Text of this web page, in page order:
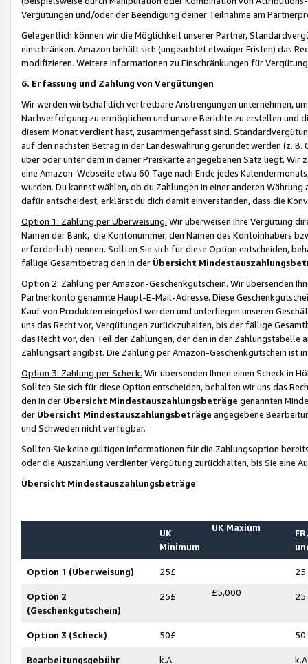
Vergütungen und/oder der Beendigung deiner Teilnahme am
Gelegentlich können wir die Möglichkeit unserer Partner,
einschränken. Amazon behält sich (ungeachtet etwaiger Fristen) das
modifizieren. Weitere Informationen zu Einschränkungen für
6. Erfassung und Zahlung von Vergütungen
Wir werden wirtschaftlich vertretbare Anstrengungen unternehmen,
Nachverfolgung zu ermöglichen und unsere Berichte zu erstellen und
diesem Monat verdient hast, zusammengefasst sind.
auf den nächsten Betrag in der Landeswährung gerundet werden (z.
über oder unter dem in deiner Preiskarte angegebenen Satz liegt.
eine Amazon-Webseite etwa 60 Tage nach Ende jedes
wurden. Du kannst wählen, ob du Zahlungen in einer anderen
dafür entscheidest, erklärst du dich damit einverstanden, dass die
Option 1: Zahlung per Überweisung. Wir überweisen Ihre Vergütung
Namen der Bank, die Kontonummer, den Namen des Kontoinhabers
erforderlich) nennen. Sollten Sie sich für diese Option entscheiden,
fällige Gesamtbetrag den in der Übersicht
Option 2: Zahlung per Amazon-Geschenkgutschein. Wir übersenden
Partnerkonto genannte Haupt-E-Mail-Adresse. Diese
Kauf von Produkten eingelöst werden und unterliegen unseren
uns das Recht vor, Vergütungen zurückzuhalten, bis der fällige
das Recht vor, den Teil der Zahlungen, der den in der
Zahlungsart angibst. Die Zahlung per Amazon-Geschenkgutschein ist
Option 3: Zahlung per Scheck. Wir übersenden Ihnen einen Scheck in
Sollten Sie sich für diese Option entscheiden, behalten wir uns das
den in der Übersicht Mindestauszahlungsbeträge genannten
der Übersicht Mindestauszahlungsbeträge angegebene
und Schweden nicht verfügbar.
Sollten Sie keine gültigen Informationen für die Zahlungsoption
oder die Auszahlung verdienter Vergütung zurückhalten, bis Sie
Übersicht Mindestauszahlungsbeträge
UK
Minimum
UK Maxium
Option 1 (Überweisung) 25£ 25
Option 2
(Geschenkgutschein)
25£ £5,000 25
Option 3 (Scheck) 50£ 50
Bearbeitungsgebühr
k.A.